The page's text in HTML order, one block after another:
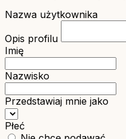
Nazwa użytkownika
Opis profilu
Imię
Nazwisko
Przedstawiaj mnie jako
Płeć